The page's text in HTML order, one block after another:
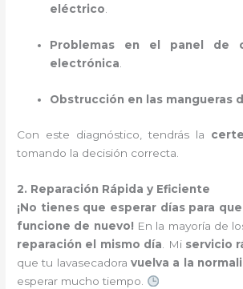
eléctrico
Problemas en el panel de
electrónica
Obstrucción en las mangueras
Con este diagnóstico, tendrás la
tomando la decisión correcta.
2. Reparación Rápida y Eficiente
¡No tienes que esperar días para
funcione de nuevo! En la mayoría de
reparación el mismo día. Mi servicio
que tu lavasecadoravuelva a la
esperar mucho tiempo.